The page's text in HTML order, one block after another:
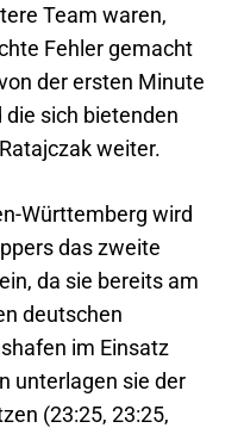
Team waren,
Fehler gemacht
der ersten Minute
sich bietenden
weiter.
Württemberg wird
das zweite
da sie bereits am
deutschen
im Einsatz
unterlagen sie der
(23:25, 23:25,